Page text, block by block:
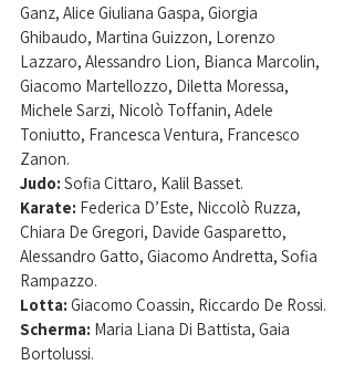
Ganz, Alice Giuliana Gaspa, Giorgia
Ghibaudo, Martina Guizzon, Lorenzo
Lazzaro, Alessandro Lion, Bianca Marcolin,
Giacomo Martellozzo, Diletta Moressa,
Michele Sarzi, Nicolò Toffanin, Adele
Toniutto, Francesca Ventura, Francesco
Zanon.
Judo: Sofia Cittaro, Kalil Basset.
Karate: Federica D’Este, Niccolò Ruzza,
Chiara De Gregori, Davide Gasparetto,
Alessandro Gatto, Giacomo Andretta, Sofia
Rampazzo.
Lotta: Giacomo Coassin, Riccardo De Rossi.
Scherma: Maria Liana Di Battista, Gaia
Bortolussi.